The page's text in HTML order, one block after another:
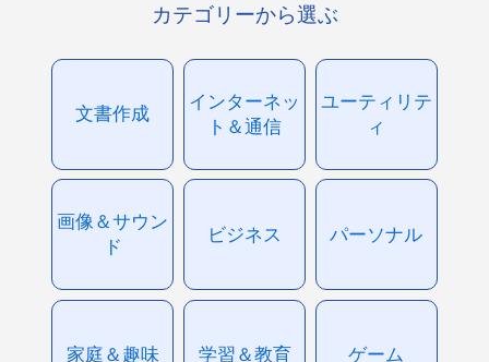
カテゴリーから選ぶ
文書作成
インターネッ
ト＆通信
ユーティリテ
ィ
画像＆サウン
ド
ビジネス パーソナル
家庭＆趣味 学習＆教育 ゲーム